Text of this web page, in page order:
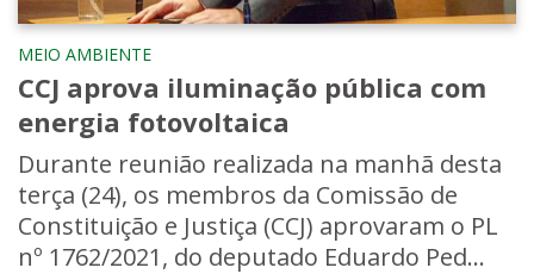
MEIO AMBIENTE
CCJ aprova iluminação pública com
energia fotovoltaica
Durante reunião realizada na manhã desta
terça (24), os membros da Comissão de
Constituição e Justiça (CCJ) aprovaram o PL
nº 1762/2021, do deputado Eduardo Ped...